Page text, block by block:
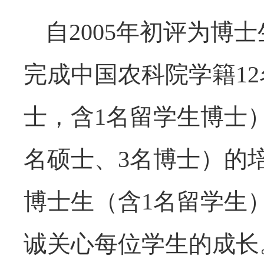
自2005年初评为博
完成中国农科院学籍
士，含1名留学生博士
名硕士、3名博士）的
博士生（含1名留学生
诚关心每位学生的成